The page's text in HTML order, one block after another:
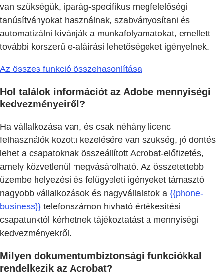
van szükségük, iparág-specifikus megfelelőségi
tanúsítványokat használnak, szabványosítani és
automatizálni kívánják a munkafolyamatokat, emellett
további korszerű e-aláírási lehetőségeket igényelnek.
Az összes funkció összehasonlítása
Hol találok információt az Adobe mennyiségi
kedvezményeiről?
Ha vállalkozása van, és csak néhány licenc
felhasználók közötti kezelésére van szükség, jó döntés
lehet a csapatoknak összeállított Acrobat-előfizetés,
amely közvetlenül megvásárolható. Az összetettebb
üzembe helyezési és felügyeleti igényeket támasztó
nagyobb vállalkozások és nagyvállalatok a {{phone-
business}} telefonszámon hívható értékesítési
csapatunktól kérhetnek tájékoztatást a mennyiségi
kedvezményekről.
Milyen dokumentumbiztonsági funkciókkal
rendelkezik az Acrobat?